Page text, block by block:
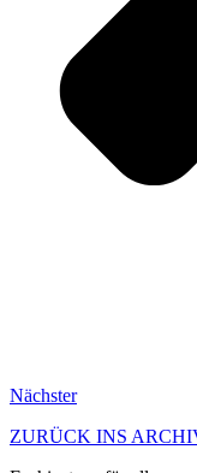
Nächster
ZURÜCK INS